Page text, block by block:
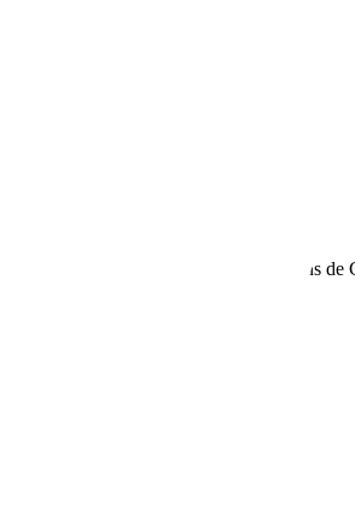
CD CLIM
de carburant et les émissions